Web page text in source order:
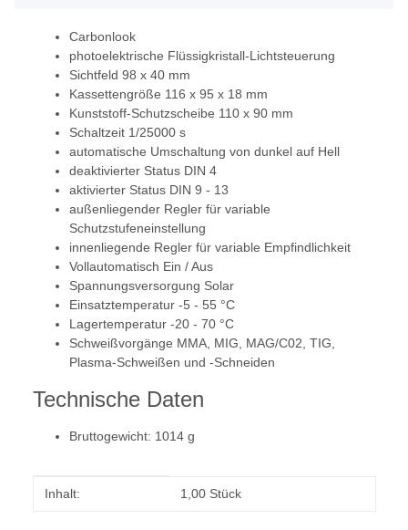
Carbonlook
photoelektrische Flüssigkristall-Lichtsteuerung
Sichtfeld 98 x 40 mm
Kassettengröße 116 x 95 x 18 mm
Kunststoff-Schutzscheibe 110 x 90 mm
Schaltzeit 1/25000 s
automatische Umschaltung von dunkel auf Hell
deaktivierter Status DIN 4
aktivierter Status DIN 9 - 13
außenliegender Regler für variable
Schutzstufeneinstellung
innenliegende Regler für variable Empfindlichkeit
Vollautomatisch Ein / Aus
Spannungsversorgung Solar
Einsatztemperatur -5 - 55 °C
Lagertemperatur -20 - 70 °C
Schweißvorgänge MMA, MIG, MAG/C02, TIG,
Plasma-Schweißen und -Schneiden
Technische Daten
Bruttogewicht: 1014 g
Produkteigenschaft
Wert
Inhalt: 1,00 Stück